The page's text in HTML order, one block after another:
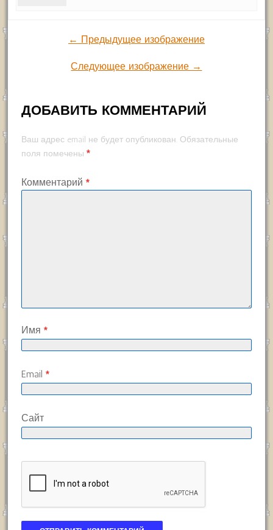
← Предыдущее изображение
Следующее изображение →
ДОБАВИТЬ КОММЕНТАРИЙ
Ваш адрес email не будет опубликован. Обязательные
поля помечены *
Комментарий *
Имя *
Email *
Сайт